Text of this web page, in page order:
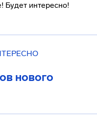
Будет интересно!
нового